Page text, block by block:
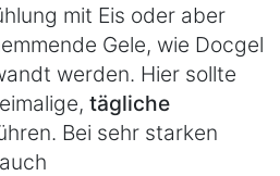
mit Eis oder aber
Gele, wie Docgel
werden. Hier sollte
tägliche
Bei sehr starken